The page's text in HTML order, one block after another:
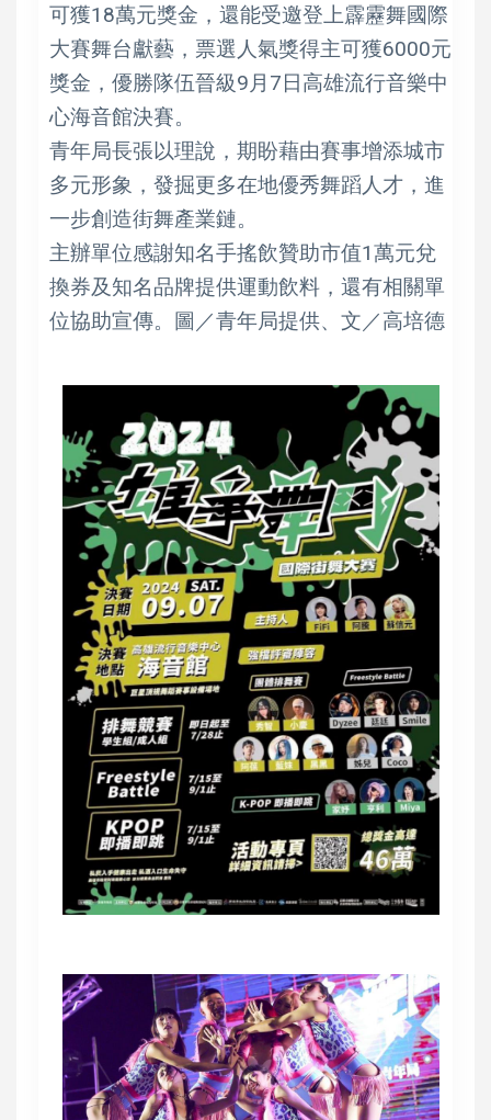
可獲18萬元獎金，還能受邀登上霹靂舞國際
大賽舞台獻藝，票選人氣獎得主可獲6000元
獎金，優勝隊伍晉級9月7日高雄流行音樂中
心海音館決賽。
青年局長張以理說，期盼藉由賽事增添城市
多元形象，發掘更多在地優秀舞蹈人才，進
一步創造街舞產業鏈。
主辦單位感謝知名手搖飲贊助市值1萬元兌
換券及知名品牌提供運動飲料，還有相關單
位協助宣傳。圖／青年局提供、文／高培德